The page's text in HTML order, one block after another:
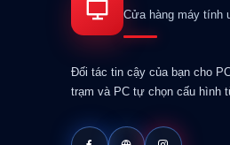
Cửa hàng máy tính
Đối tác tin cậy của bạn cho
trạm và PC tự chọn cấu hình